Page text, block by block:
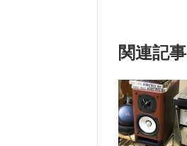
関連記事